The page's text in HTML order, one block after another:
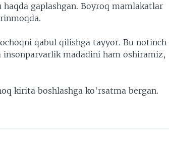
gaplashgan. Boyroq mamlakatlar
qabul qilishga tayyor. Bu notinch
madadini ham oshiramiz,
kirita boshlashga ko'rsatma bergan.